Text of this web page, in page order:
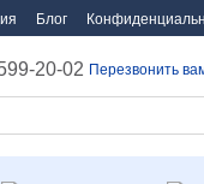
Блог
20-02 Перезвонить